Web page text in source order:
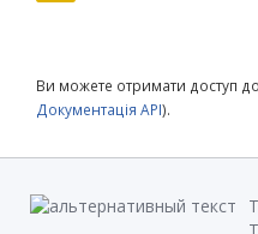
Ви можете отримати доступ
Документація API).